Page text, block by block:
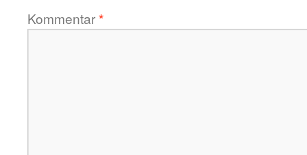
Kommentar*